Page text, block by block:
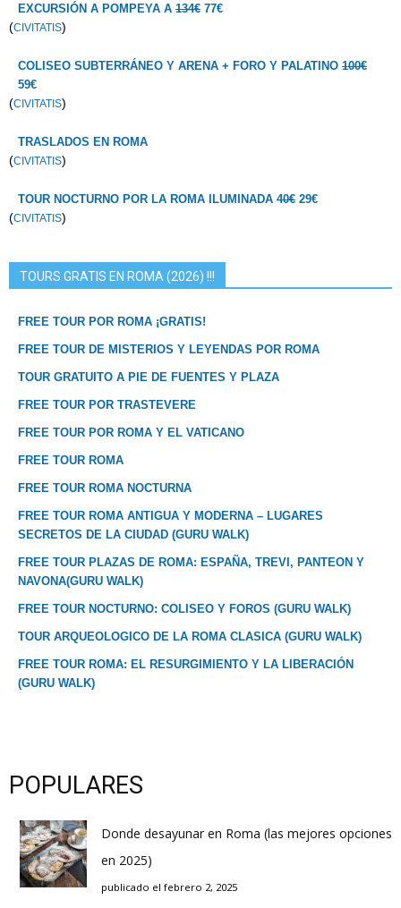
EXCURSIÓN A POMPEYA A 134€ 77€
(CIVITATIS)
COLISEO SUBTERRÁNEO Y ARENA + FORO Y PALATINO 100€
59€
(CIVITATIS)
TRASLADOS EN ROMA
(CIVITATIS)
TOUR NOCTURNO POR LA ROMA ILUMINADA 40€ 29€
(CIVITATIS)
TOURS GRATIS EN ROMA (2026) !!!
FREE TOUR POR ROMA ¡GRATIS!
FREE TOUR DE MISTERIOS Y LEYENDAS POR ROMA
TOUR GRATUITO A PIE DE FUENTES Y PLAZA
FREE TOUR POR TRASTEVERE
FREE TOUR POR ROMA Y EL VATICANO
FREE TOUR ROMA
FREE TOUR ROMA NOCTURNA
FREE TOUR ROMA ANTIGUA Y MODERNA – LUGARES
SECRETOS DE LA CIUDAD (GURU WALK)
FREE TOUR PLAZAS DE ROMA: ESPAÑA, TREVI, PANTEON Y
NAVONA(GURU WALK)
FREE TOUR NOCTURNO: COLISEO Y FOROS (GURU WALK)
TOUR ARQUEOLOGICO DE LA ROMA CLASICA (GURU WALK)
FREE TOUR ROMA: EL RESURGIMIENTO Y LA LIBERACIÓN
(GURU WALK)
POPULARES
Donde desayunar en Roma (las mejores opciones
en 2025)
publicado el febrero 2, 2025